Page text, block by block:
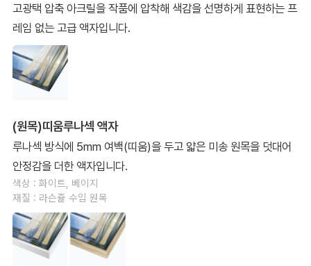
고광택 압축 아크릴을 작품에 압착해 색감을 선명하게 표현하는 프
레임 없는 고급 액자입니다.
(원목)띠움루나섹 액자
루나섹 방식에 5mm 여백(띠움)을 두고 얇은 미송 원목을 덧대어
안정감을 더한 액자입니다.
색상 : 화이트, 베이지
재질 : 라슨쥴 수입 원목